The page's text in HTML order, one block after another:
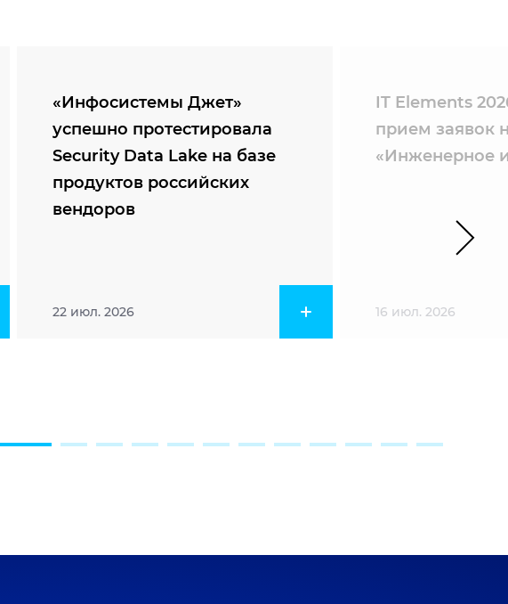
«Инфосистемы Джет»
успешно протестировала
Security Data Lake на базе
продуктов российских
вендоров
22 июл. 2026
IT Elements
прием заявок
«Инженерное
16 июл. 2026